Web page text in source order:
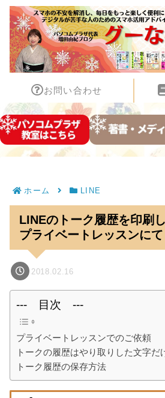
お問い合わせ
ホーム LINE
LINEのトーク履歴を印刷
プライベートレッスンにて
2018.02.16
--- 目次 ---
プライベートレッスンでのご依頼
トークの履歴はやり取りした文字だ
トーク履歴の保存方法